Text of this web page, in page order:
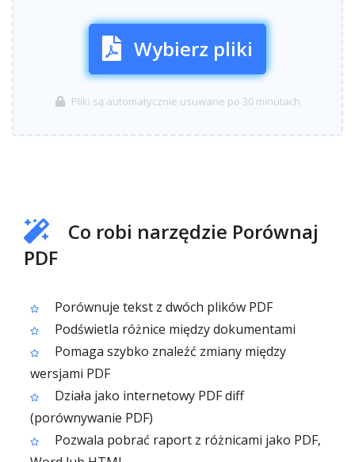
Wybierz pliki
Pliki są automatycznie usuwane po 30 minutach
Co robi narzędzie Porównaj
PDF
Porównuje tekst z dwóch plików PDF
Podświetla różnice między dokumentami
Pomaga szybko znaleźć zmiany między
wersjami PDF
Działa jako internetowy PDF diff
(porównywanie PDF)
Pozwala pobrać raport z różnicami jako PDF,